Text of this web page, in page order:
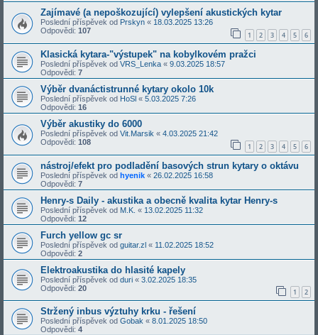
Zajímavé (a nepoškozující) vylepšení akustických kytar
Poslední příspěvek od Prskyn « 18.03.2025 13:26
Odpovědi: 107 1 2 3 4 5 6
Klasická kytara-"výstupek" na kobylkovém pražci
Poslední příspěvek od VRS_Lenka « 9.03.2025 18:57
Odpovědi: 7
Výběr dvanáctistrunné kytary okolo 10k
Poslední příspěvek od HoSl « 5.03.2025 7:26
Odpovědi: 16
Výběr akustiky do 6000
Poslední příspěvek od Vit.Marsik « 4.03.2025 21:42
Odpovědi: 108 1 2 3 4 5 6
nástroj/efekt pro podladění basových strun kytary o oktávu
Poslední příspěvek od hyenik « 26.02.2025 16:58
Odpovědi: 7
Henry-s Daily - akustika a obecně kvalita kytar Henry-s
Poslední příspěvek od M.K. « 13.02.2025 11:32
Odpovědi: 12
Furch yellow gc sr
Poslední příspěvek od guitar.zl « 11.02.2025 18:52
Odpovědi: 2
Elektroakustika do hlasité kapely
Poslední příspěvek od duri « 3.02.2025 18:35
Odpovědi: 20 1 2
Stržený inbus výztuhy krku - řešení
Poslední příspěvek od Gobak « 8.01.2025 18:50
Odpovědi: 4